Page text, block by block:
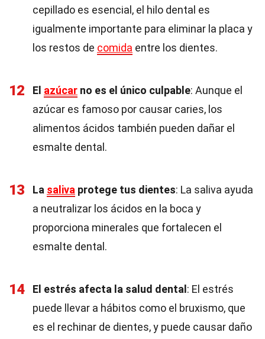
cepillado es esencial, el hilo dental es
igualmente importante para eliminar la placa y
los restos de comida entre los dientes.
12 El azúcar no es el único culpable: Aunque el
azúcar es famoso por causar caries, los
alimentos ácidos también pueden dañar el
esmalte dental.
13 La saliva protege tus dientes: La saliva ayuda
a neutralizar los ácidos en la boca y
proporciona minerales que fortalecen el
esmalte dental.
14 El estrés afecta la salud dental : El estrés
puede llevar a hábitos como el bruxismo, que
es el rechinar de dientes, y puede causar daño